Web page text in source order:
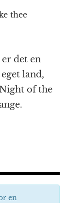
thee
det en
land,
of the
en